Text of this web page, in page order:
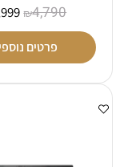
₪4,790
פרטים